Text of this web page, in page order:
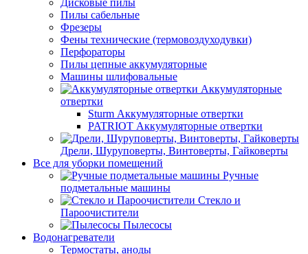
Дисковые пилы
Пилы сабельные
Фрезеры
Фены технические (термовоздуходувки)
Перфораторы
Пилы цепные аккумуляторные
Машины шлифовальные
Аккумуляторные
отвертки
Sturm Аккумуляторные отвертки
PATRIOT Аккумуляторные отвертки
Дрели, Шуруповерты, Винтоверты, Гайковерты
Все для уборки помещений
Ручные
подметальные машины
Стекло и
Пароочистители
Пылесосы
Водонагреватели
Термостаты, аноды